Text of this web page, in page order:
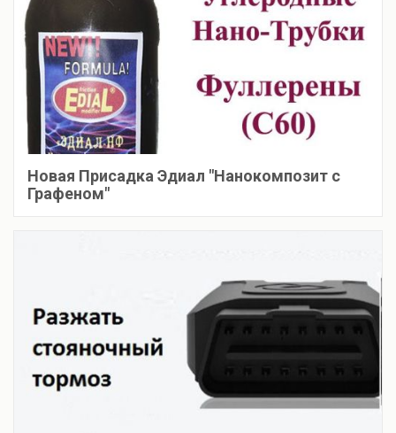
Новая Присадка Эдиал "Нанокомпозит с
Графеном"